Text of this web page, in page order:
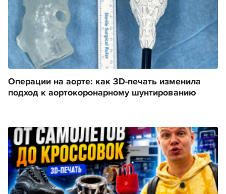
Операции на аорте: как 3D-печать изменила
подход к аортокоронарному шунтированию